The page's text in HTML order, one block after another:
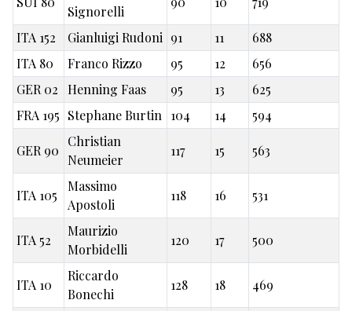
Signorelli
ITA 152 Gianluigi Rudoni 91 11
688
ITA 80
Franco Rizzo 95 12
656
GER 02
Henning Faas 95 13
625
FRA 195 Stephane Burtin 104 14 594
GER 90
Christian
Neumeier
117 15 563
ITA 105
Massimo
Apostoli
118 16 531
ITA 52
Maurizio
Morbidelli
120 17 500
ITA 10
Riccardo
Bonechi
128 18 469